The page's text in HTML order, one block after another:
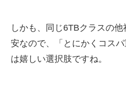
しかも、同じ6TBクラスの
安なので、「とにかくコス
は嬉しい選択肢ですね。